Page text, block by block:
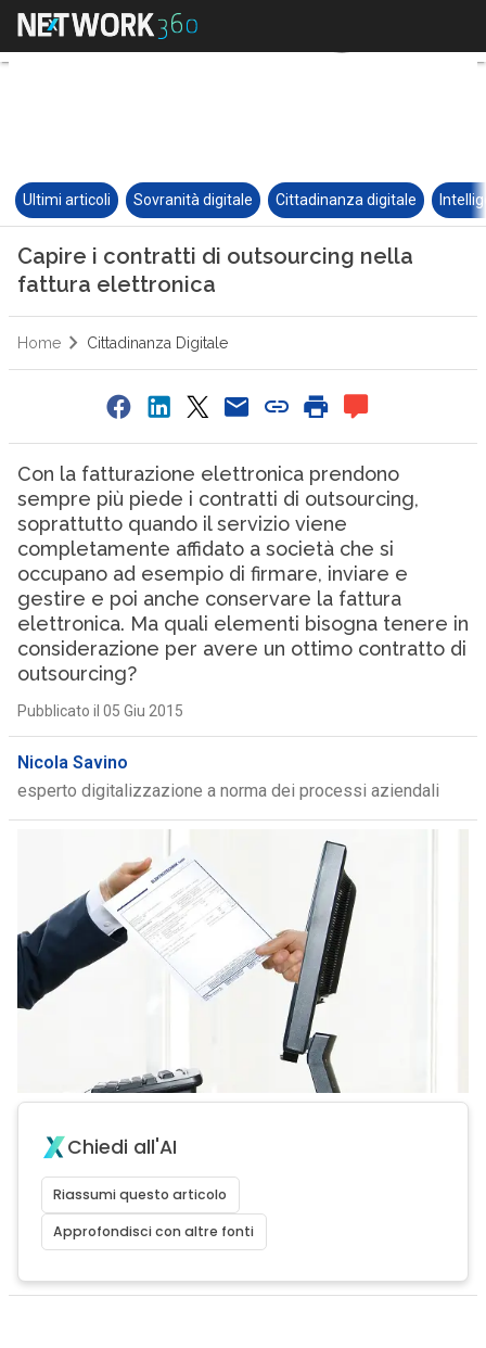
Ultimi articoli Sovranità digitale Cittadinanza digitale
Capire i contratti di outsourcing nella
fattura elettronica
Home Cittadinanza Digitale
Con la fatturazione elettronica prendono
sempre più piede i contratti di outsourcing,
soprattutto quando il servizio viene
completamente affidato a società che si
occupano ad esempio di firmare, inviare e
gestire e poi anche conservare la fattura
elettronica. Ma quali elementi bisogna tenere in
considerazione per avere un ottimo contratto di
outsourcing?
Pubblicato il 05 Giu 2015
Nicola Savino
esperto digitalizzazione a norma dei processi aziendali
Chiedi all'AI
Riassumi questo articolo
Approfondisci con altre fonti